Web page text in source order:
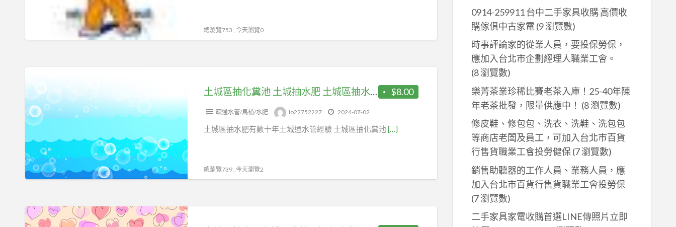
桶
浴
台
通
水
管
阻
塞
流
台
通
總瀏覽753 , 今天瀏覽0
城
區
抽
化
糞
池
土
城
水
肥
$8.00
土城區抽化糞池 土城抽水肥 土城區抽水肥車抽化糞池
疏通水管/馬桶/水肥 lo22752227 2024-07-02
土城區抽水肥有數十年土城通水管經驗 土城區抽化糞池 […]
總瀏覽739 , 今天瀏覽2
土
0914-259911 台中二手家具收購 高價收
購傢俱中古家電(9 瀏覽數)
時事評論家的從業人員，要投保勞保，
應加入台北市企劃經理人職業工會。
(8 瀏覽數)
樂菁茶業珍稀比賽老茶入庫！25-40年陳
年老茶批發，限量供應中！ (8 瀏覽數)
修皮鞋、修包包、洗衣、洗鞋、洗包包
等商店老闆及員工，可加入台北巿百貨
行售貨職業工會投勞健保(7 瀏覽數)
銷售助聽器的工作人員、業務人員，應
加入台北市百貨行售貨職業工會投勞保
(7 瀏覽數)
二手家具家電收購首選LINE傳照片立即